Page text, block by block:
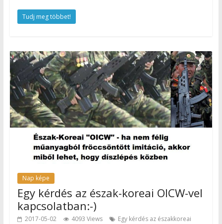
Tudj meg többet!
Nap képe
Egy kérdés az észak-koreai OICW-vel
kapcsolatban:-)
2017-05-02 4093 Views
Egy kérdés az északkoreai